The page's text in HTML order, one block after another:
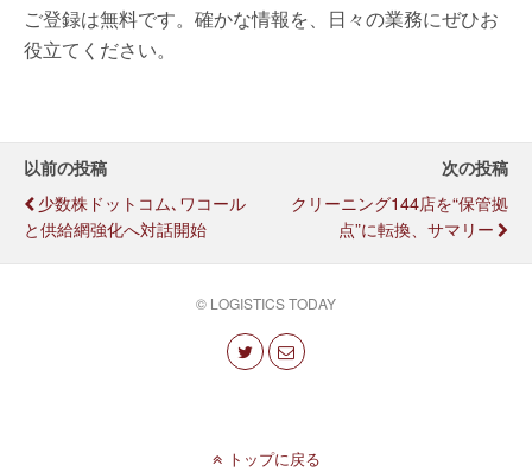
ご登録は無料です。確かな情報を、日々の業務にぜひお
役立てください。
以前の投稿
少数株ドットコム､ワコール
と供給網強化へ対話開始
次の投稿
クリーニング144店を“保管拠
点”に転換、サマリー
© LOGISTICS TODAY
トップに戻る